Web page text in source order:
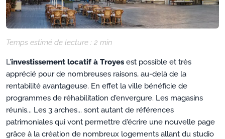
Temps estimé de lecture : 2 min
L'investissement locatif à Troyes est possible et très
apprécié pour de nombreuses raisons, au-delà de la
rentabilité avantageuse. En effet la ville bénéficie de
programmes de réhabilitation d'envergure. Les magasins
réunis... Les 3 arches... sont autant de références
patrimoniales qui vont permettre d'écrire une nouvelle page
grâce à la création de nombreux logements allant du studio